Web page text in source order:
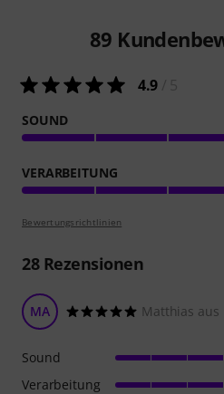
89
4.9
SOUND
VERARBEITUNG
Bewertungsrichtlinien
28Rezensionen
MA Matthias aus
Sound
Verarbeitung